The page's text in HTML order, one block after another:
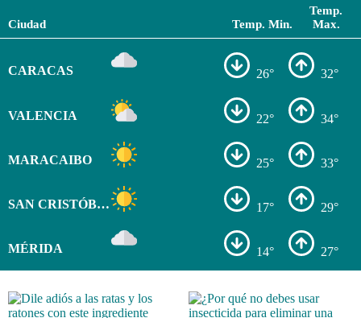
Ciudad Temp. Min.
Temp.
Max.
CARACAS 26° 32°
VALENCIA 22° 34°
MARACAIBO 25° 33°
SAN CRISTÓBAL 17° 29°
MÉRIDA 14° 27°